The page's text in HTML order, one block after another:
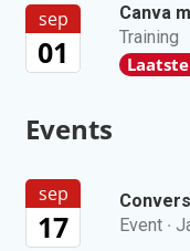
sep
01
Canva
Training
Events
sep
17
Event ·